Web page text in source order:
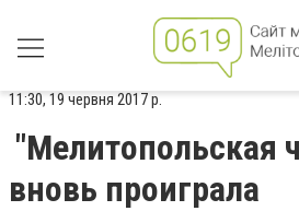
11:30, 19 червня 2017 р.
"Мелитопольская
вновь проиграла